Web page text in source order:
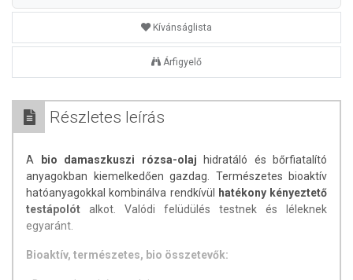
Kívánságlista
Árfigyelő
Részletes leírás
A bio damaszkuszi rózsa-olaj hidratáló és bőrfiatalító
anyagokban kiemelkedően gazdag. Természetes bioaktív
hatóanyagokkal kombinálva rendkívül
hatékony kényeztető
testápolót alkot. Valódi felüdülés testnek és léleknek
egyaránt.
Bioaktív, természetes, bio összetevők: